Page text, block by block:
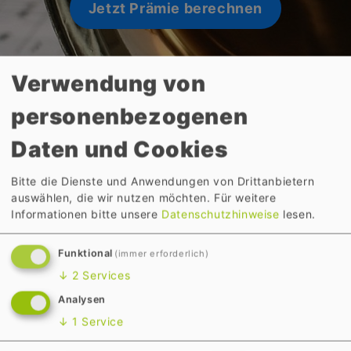
Jetzt Prämie berechnen
Änderung der
Bankverbindung
Verwendung von
personenbezogenen
Daten und Cookies
Bitte die Dienste und Anwendungen von Drittanbietern
auswählen, die wir nutzen möchten. Für weitere
Informationen bitte unsere Datenschutzhinweise lesen.
Funktional (immer erforderlich)
↓ 2 Services
Analysen
↓ 1 Service